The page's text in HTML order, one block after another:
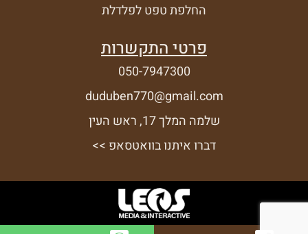
החלפת טפט לפלדלת
פרטי התקשרות
050-7947300
duduben770@gmail.com
שלמה המלך 17, ראש העין
דברו איתנו בוואטסאפ >>